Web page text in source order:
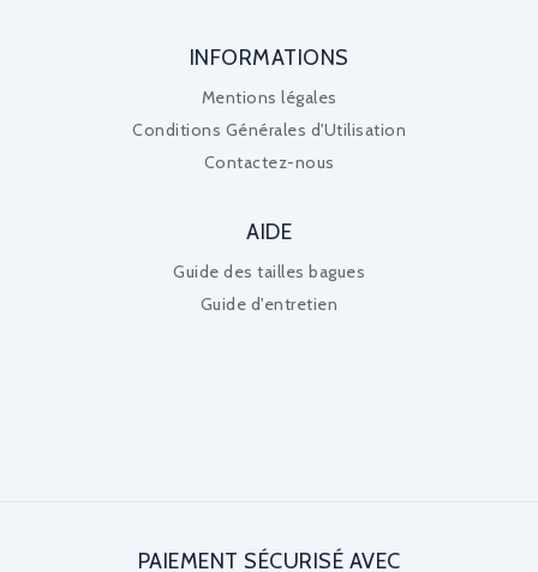
INFORMATIONS
Mentions légales
Conditions Générales d'Utilisation
Contactez-nous
AIDE
Guide des tailles bagues
Guide d'entretien
PAIEMENT SÉCURISÉ AVEC